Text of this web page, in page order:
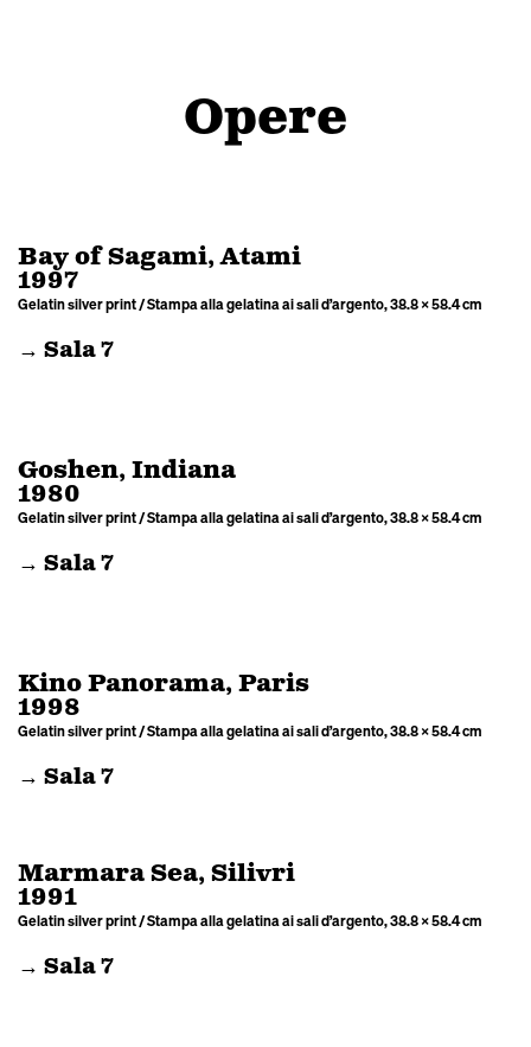
Opere
Bay of Sagami, Atami
1997
Gelatin silver print / Stampa alla gelatina ai sali d’argento, 38.8 × 58.4 cm
→ Sala 7
Goshen, Indiana
1980
Gelatin silver print / Stampa alla gelatina ai sali d’argento, 38.8 × 58.4 cm
→ Sala 7
Kino Panorama, Paris
1998
Gelatin silver print / Stampa alla gelatina ai sali d’argento, 38.8 × 58.4 cm
→ Sala 7
Marmara Sea, Silivri
1991
Gelatin silver print / Stampa alla gelatina ai sali d’argento, 38.8 × 58.4 cm
→ Sala 7